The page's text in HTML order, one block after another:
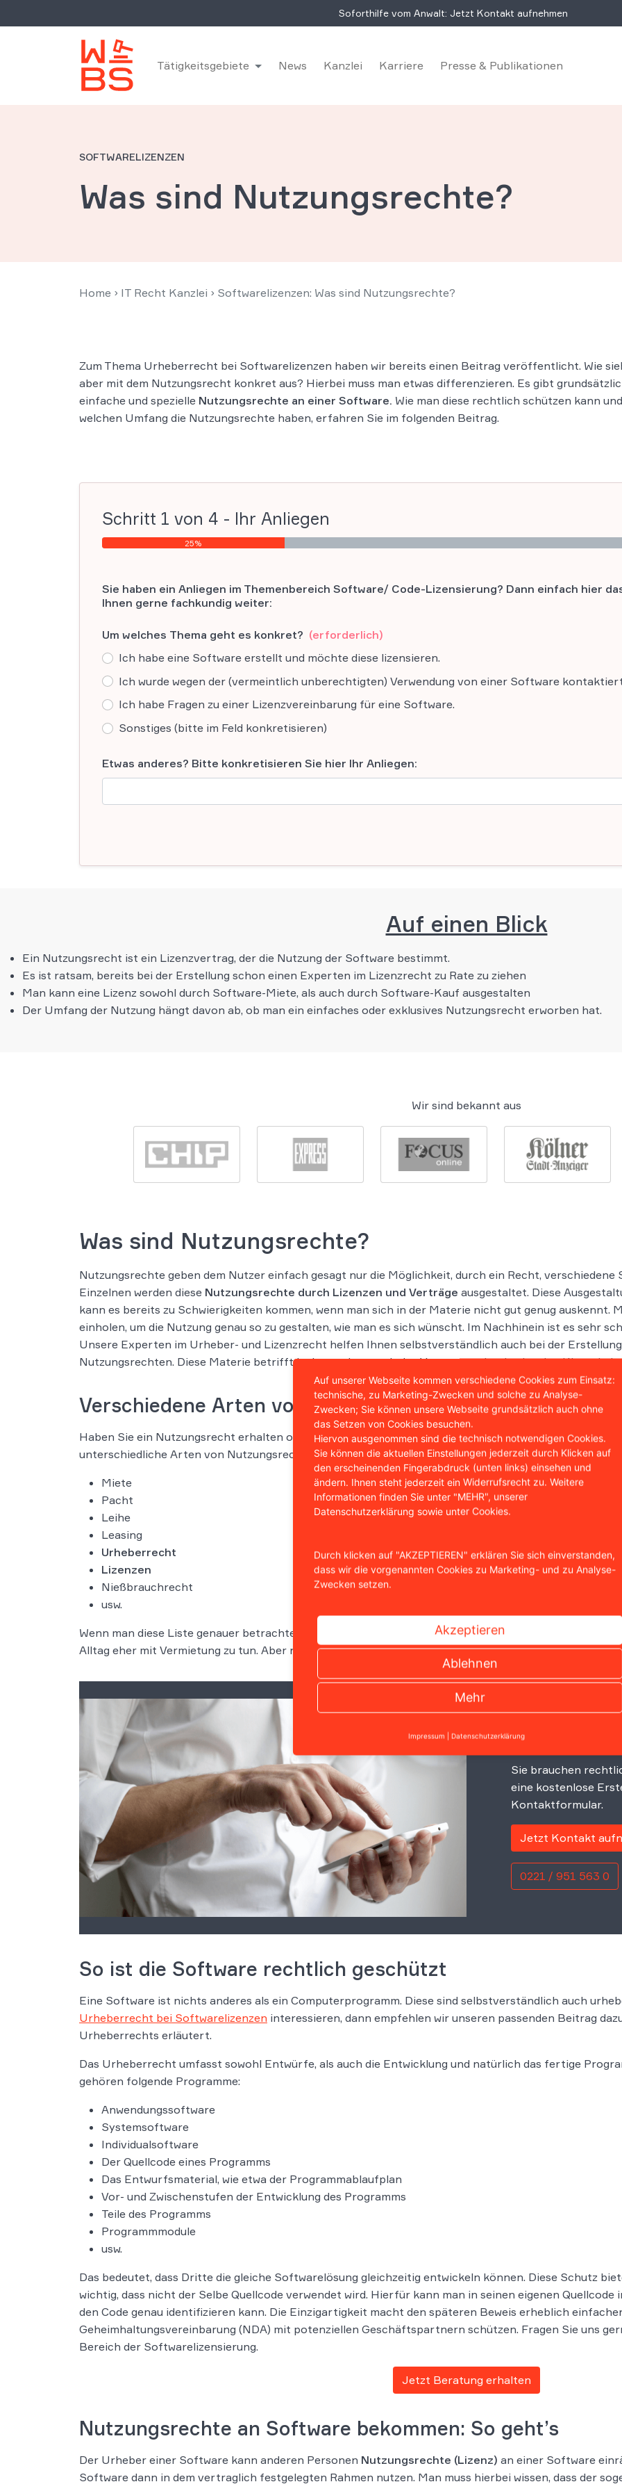
Soforthilfe vom Anwalt: Jetzt Kontakt aufnehmen
Tätigkeitsgebiete News Kanzlei Karriere Presse & Publikationen
SOFTWARELIZENZEN
Was sind Nutzungsrechte?
Home › IT Recht Kanzlei › Softwarelizenzen: Was sind Nutzungsrechte?
Zum Thema Urheberrecht bei Softwarelizenzen haben wir bereits einen Beitrag veröffentlicht. Wie
aber mit dem Nutzungsrecht konkret aus? Hierbei muss man etwas differenzieren. Es gibt
einfache und spezielle Nutzungsrechte an einer Software. Wie man diese rechtlich schützen kann und
welchen Umfang die Nutzungsrechte haben, erfahren Sie im folgenden Beitrag.
Schritt 1 von 4 - Ihr Anliegen
25%
Sie haben ein Anliegen im Themenbereich Software/ Code-Lizensierung? Dann einfach hier
Ihnen gerne fachkundig weiter:
Um welches Thema geht es konkret? (erforderlich)
Ich habe eine Software erstellt und möchte diese lizensieren.
Ich wurde wegen der (vermeintlich unberechtigten) Verwendung von einer Software
Ich habe Fragen zu einer Lizenzvereinbarung für eine Software.
Sonstiges (bitte im Feld konkretisieren)
Etwas anderes? Bitte konkretisieren Sie hier Ihr Anliegen:
Auf einen Blick
Ein Nutzungsrecht ist ein Lizenzvertrag, der die Nutzung der Software bestimmt.
Es ist ratsam, bereits bei der Erstellung schon einen Experten im Lizenzrecht zu Rate zu ziehen
Man kann eine Lizenz sowohl durch Software-Miete, als auch durch Software-Kauf ausgestalten
Der Umfang der Nutzung hängt davon ab, ob man ein einfaches oder exklusives Nutzungsrecht erworben hat.
Wir sind bekannt aus
Was sind Nutzungsrechte?
Nutzungsrechte geben dem Nutzer einfach gesagt nur die Möglichkeit, durch ein Recht, verschiedene
Einzelnen werden diese Nutzungsrechte durch Lizenzen und Verträge ausgestaltet. Diese
kann es bereits zu Schwierigkeiten kommen, wenn man sich in der Materie nicht gut genug
einholen, um die Nutzung genau so zu gestalten, wie man es sich wünscht. Im Nachhinein ist es sehr
Unsere Experten im Urheber- und Lizenzrecht helfen Ihnen selbstverständlich auch bei der
Nutzungsrechten. Diese Materie betrifft insbesondere auch das Vertragsrecht, da einzelne Klauseln
Verschiedene Arten von Nutzungsrechten
Haben Sie ein Nutzungsrecht erhalten oder schon mal eins vergeben? Die Antwortet lautet mit hoher
unterschiedliche Arten von Nutzungsrechten. Hierzu gehören insbesondere die folgenden
Miete
Pacht
Leihe
Leasing
Urheberrecht
Lizenzen
Nießbrauchrecht
usw.
Wenn man diese Liste genauer betrachtet, dann fällt einem auf, dass Nutzungsrechte in jeder
Alltag eher mit Vermietung zu tun. Aber natürlich gehört zu den Nutzungsrechten auch die
Soforthilfe
Sie brauchen
eine kostenlose
Kontaktformular.
Jetzt Kontakt
0221 / 951 563 0
So ist die Software rechtlich geschützt
Eine Software ist nichts anderes als ein Computerprogramm. Diese sind selbstverständlich auch
Urheberrecht bei Softwarelizenzen interessieren, dann empfehlen wir unseren passenden Beitrag
Urheberrechts erläutert.
Das Urheberrecht umfasst sowohl Entwürfe, als auch die Entwicklung und natürlich das fertige
gehören folgende Programme:
Anwendungssoftware
Systemsoftware
Individualsoftware
Der Quellcode eines Programms
Das Entwurfsmaterial, wie etwa der Programmablaufplan
Vor- und Zwischenstufen der Entwicklung des Programms
Teile des Programms
Programmmodule
usw.
Das bedeutet, dass Dritte die gleiche Softwarelösung gleichzeitig entwickeln können. Diese Schutz
wichtig, dass nicht der Selbe Quellcode verwendet wird. Hierfür kann man in seinen eigenen Quellcode
den Code genau identifizieren kann. Die Einzigartigkeit macht den späteren Beweis erheblich
Geheimhaltungsvereinbarung (NDA) mit potenziellen Geschäftspartnern schützen. Fragen Sie uns
Bereich der Softwarelizensierung.
Jetzt Beratung erhalten
Nutzungsrechte an Software bekommen: So geht’s
Der Urheber einer Software kann anderen Personen Nutzungsrechte (Lizenz) an einer Software
Software dann in dem vertraglich festgelegten Rahmen nutzen. Man muss hierbei wissen, dass der
Auf unserer Webseite kommen verschiedene Cookies zum Einsatz:
technische, zu Marketing-Zwecken und solche zu Analyse-
Zwecken; Sie können unsere Webseite grundsätzlich auch ohne
das Setzen von Cookies besuchen.
Hiervon ausgenommen sind die technisch notwendigen Cookies.
Sie können die aktuellen Einstellungen jederzeit durch Klicken auf
den erscheinenden Fingerabdruck (unten links) einsehen und
ändern. Ihnen steht jederzeit ein Widerrufsrecht zu. Weitere
Informationen finden Sie unter "MEHR", unserer
Datenschutzerklärung sowie unter Cookies.
Durch klicken auf "AKZEPTIEREN" erklären Sie sich einverstanden,
dass wir die vorgenannten Cookies zu Marketing- und zu Analyse-
Zwecken setzen.
Akzeptieren
Ablehnen
Mehr
Impressum Datenschutzerklärung